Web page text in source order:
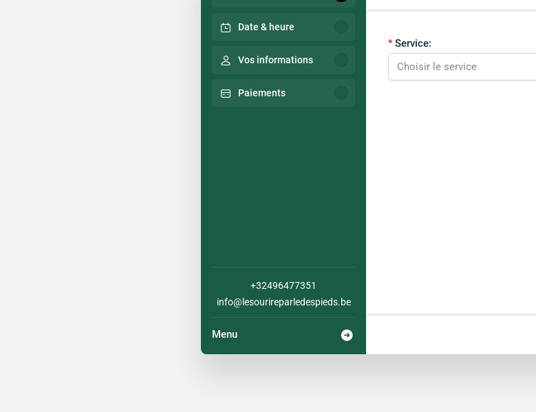
Date & heure
Vos informations
Paiements
+32496477351
info@lesourireparledespieds.be
Menu
Service: